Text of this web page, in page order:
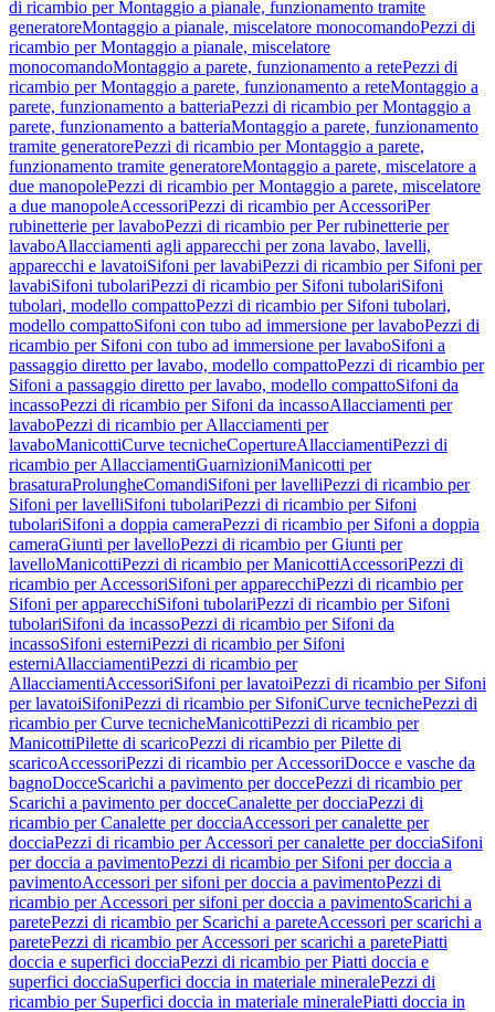
di ricambio per Montaggio a pianale, funzionamento tramite
generatoreMontaggio a pianale, miscelatore monocomandoPezzi di
ricambio per Montaggio a pianale, miscelatore
monocomandoMontaggio a parete, funzionamento a retePezzi di
ricambio per Montaggio a parete, funzionamento a reteMontaggio a
parete, funzionamento a batteriaPezzi di ricambio per Montaggio a
parete, funzionamento a batteriaMontaggio a parete, funzionamento
tramite generatorePezzi di ricambio per Montaggio a parete,
funzionamento tramite generatoreMontaggio a parete, miscelatore a
due manopolePezzi di ricambio per Montaggio a parete, miscelatore
a due manopoleAccessoriPezzi di ricambio per AccessoriPer
rubinetterie per lavaboPezzi di ricambio per Per rubinetterie per
lavaboAllacciamenti agli apparecchi per zona lavabo, lavelli,
apparecchi e lavatoiSifoni per lavabiPezzi di ricambio per Sifoni per
lavabiSifoni tubolariPezzi di ricambio per Sifoni tubolariSifoni
tubolari, modello compattoPezzi di ricambio per Sifoni tubolari,
modello compattoSifoni con tubo ad immersione per lavaboPezzi di
ricambio per Sifoni con tubo ad immersione per lavaboSifoni a
passaggio diretto per lavabo, modello compattoPezzi di ricambio per
Sifoni a passaggio diretto per lavabo, modello compattoSifoni da
incassoPezzi di ricambio per Sifoni da incassoAllacciamenti per
lavaboPezzi di ricambio per Allacciamenti per
lavaboManicottiCurve tecnicheCopertureAllacciamentiPezzi di
ricambio per AllacciamentiGuarnizioniManicotti per
brasaturaProlungheComandiSifoni per lavelliPezzi di ricambio per
Sifoni per lavelliSifoni tubolariPezzi di ricambio per Sifoni
tubolariSifoni a doppia cameraPezzi di ricambio per Sifoni a doppia
cameraGiunti per lavelloPezzi di ricambio per Giunti per
lavelloManicottiPezzi di ricambio per ManicottiAccessoriPezzi di
ricambio per AccessoriSifoni per apparecchiPezzi di ricambio per
Sifoni per apparecchiSifoni tubolariPezzi di ricambio per Sifoni
tubolariSifoni da incassoPezzi di ricambio per Sifoni da
incassoSifoni esterniPezzi di ricambio per Sifoni
esterniAllacciamentiPezzi di ricambio per
AllacciamentiAccessoriSifoni per lavatoiPezzi di ricambio per Sifoni
per lavatoiSifoniPezzi di ricambio per SifoniCurve tecnichePezzi di
ricambio per Curve tecnicheManicottiPezzi di ricambio per
ManicottiPilette di scaricoPezzi di ricambio per Pilette di
scaricoAccessoriPezzi di ricambio per AccessoriDocce e vasche da
bagnoDocceScarichi a pavimento per doccePezzi di ricambio per
Scarichi a pavimento per docceCanalette per docciaPezzi di
ricambio per Canalette per docciaAccessori per canalette per
docciaPezzi di ricambio per Accessori per canalette per docciaSifoni
per doccia a pavimentoPezzi di ricambio per Sifoni per doccia a
pavimentoAccessori per sifoni per doccia a pavimentoPezzi di
ricambio per Accessori per sifoni per doccia a pavimentoScarichi a
paretePezzi di ricambio per Scarichi a pareteAccessori per scarichi a
paretePezzi di ricambio per Accessori per scarichi a paretePiatti
doccia e superfici docciaPezzi di ricambio per Piatti doccia e
superfici docciaSuperfici doccia in materiale mineralePezzi di
ricambio per Superfici doccia in materiale mineralePiatti doccia in